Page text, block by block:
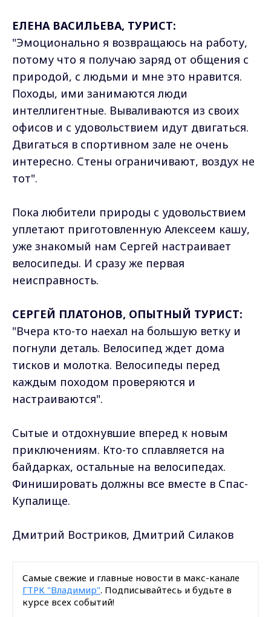
ЕЛЕНА ВАСИЛЬЕВА, ТУРИСТ:
"Эмоционально я возвращаюсь на работу,
потому что я получаю заряд от общения с
природой, с людьми и мне это нравится.
Походы, ими занимаются люди
интеллигентные. Вываливаются из своих
офисов и с удовольствием идут двигаться.
Двигаться в спортивном зале не очень
интересно. Стены ограничивают, воздух не
тот".
Пока любители природы с удовольствием
уплетают приготовленную Алексеем кашу,
уже знакомый нам Сергей настраивает
велосипеды. И сразу же первая
неисправность.
СЕРГЕЙ ПЛАТОНОВ, ОПЫТНЫЙ ТУРИСТ:
"Вчера кто-то наехал на большую ветку и
погнули деталь. Велосипед ждет дома
тисков и молотка. Велосипеды перед
каждым походом проверяются и
настраиваются".
Сытые и отдохнувшие вперед к новым
приключениям. Кто-то сплавляется на
байдарках, остальные на велосипедах.
Финишировать должны все вместе в Спас-
Купалище.
Дмитрий Востриков, Дмитрий Силаков
Самые свежие и главные новости в макс-канале
ГТРК "Владимир". Подписывайтесь и будьте в
курсе всех событий!